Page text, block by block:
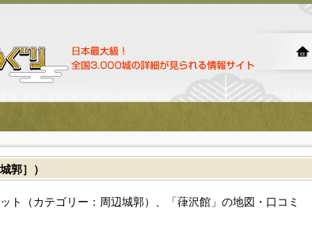
郭］）
ト（カテゴリー：周辺城郭）、「葎沢館」の地図・口コミ